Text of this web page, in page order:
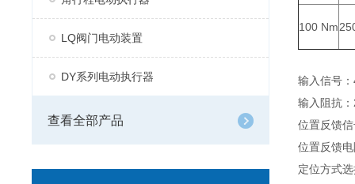
LQ阀门电动装置
DY系列电动执行器
查看全部产品
100 Nm
输入信号
输入阻抗
位置反馈
位置反馈
定位方式